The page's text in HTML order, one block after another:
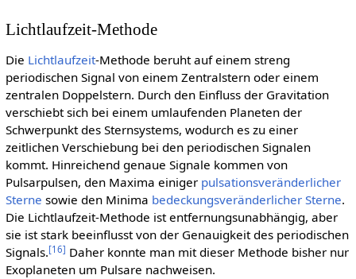
Lichtlaufzeit-Methode
Die Lichtlaufzeit-Methode beruht auf einem streng
periodischen Signal von einem Zentralstern oder einem
zentralen Doppelstern. Durch den Einfluss der Gravitation
verschiebt sich bei einem umlaufenden Planeten der
Schwerpunkt des Sternsystems, wodurch es zu einer
zeitlichen Verschiebung bei den periodischen Signalen
kommt. Hinreichend genaue Signale kommen von
Pulsarpulsen, den Maxima einiger pulsationsveränderlicher
Sterne sowie den Minima bedeckungsveränderlicher Sterne.
Die Lichtlaufzeit-Methode ist entfernungsunabhängig, aber
sie ist stark beeinflusst von der Genauigkeit des periodischen
Signals.[16] Daher konnte man mit dieser Methode bisher nur
Exoplaneten um Pulsare nachweisen.